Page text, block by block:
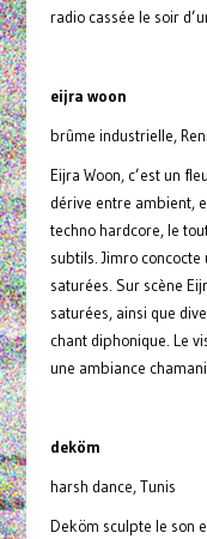
radio cassée le soir
eijra woon
brûme industrielle,
Eijra Woon, c’est un
dérive entre ambient,
techno hardcore, le
subtils. Jimro
saturées. Sur scène
saturées, ainsi que
chant diphonique. Le
une ambiance
deköm
harsh dance, Tunis
Deköm sculpte le son